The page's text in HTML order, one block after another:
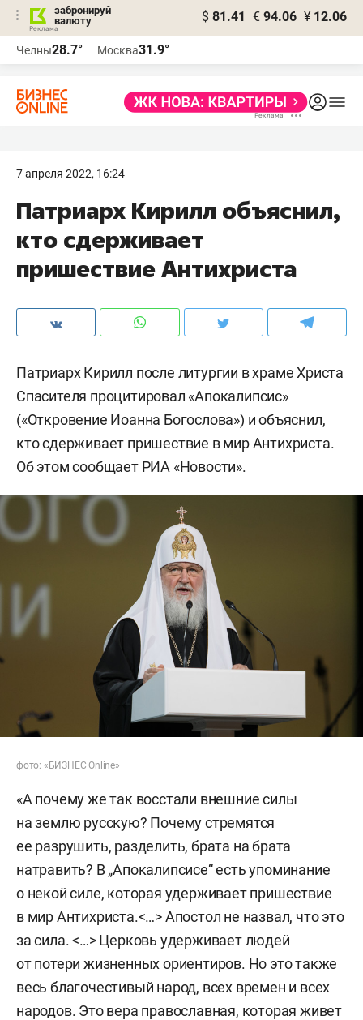
забронируй
валюту
$ 81.41 € 94.06 ¥ 12.06
Челны28.7° Москва31.9°
7 апреля 2022, 16:24
Патриарх Кирилл объяснил,
кто сдерживает
пришествие Антихриста
Патриарх Кирилл после литургии в храме Христа
Спасителя процитировал «Апокалипсис»
(«Откровение Иоанна Богослова») и объяснил,
кто сдерживает пришествие в мир Антихриста.
Об этом сообщает РИА «Новости».
фото: «БИЗНЕС Online»
«А почему же так восстали внешние силы
на землю русскую? Почему стремятся
ее разрушить, разделить, брата на брата
натравить? В „Апокалипсисе“ есть упоминание
о некой силе, которая удерживает пришествие
в мир Антихриста.<…> Апостол не назвал, что это
за сила. <…> Церковь удерживает людей
от потери жизненных ориентиров. Но это также
весь благочестивый народ, всех времен и всех
народов. Это вера православная, которая живет